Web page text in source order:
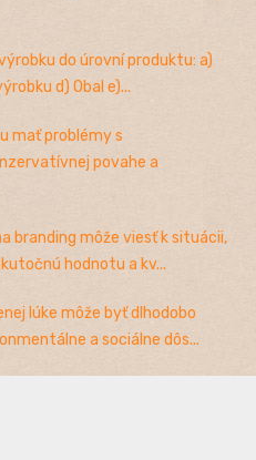
do úrovní produktu: a)
d) Obal e)...
mať problémy s
povahe a
branding môže viesť k situácii,
hodnotu a kv...
lúke môže byť dlhodobo
a sociálne dôs...